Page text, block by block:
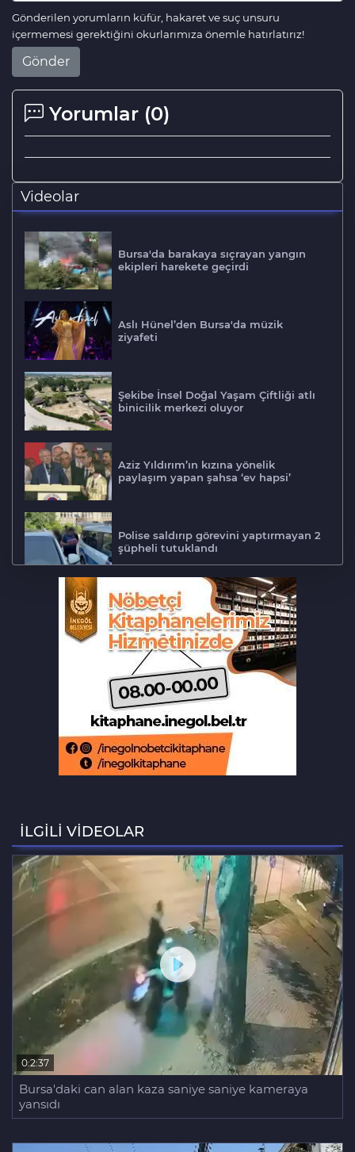
Gönderilen yorumların küfür, hakaret ve suç unsuru
içermemesi gerektiğini okurlarımıza önemle hatırlatırız!
Gönder
Yorumlar (0)
Videolar
Bursa'da barakaya sıçrayan yangın
ekipleri harekete geçirdi
Aslı Hünel’den Bursa'da müzik
ziyafeti
Şekibe İnsel Doğal Yaşam Çiftliği atlı
binicilik merkezi oluyor
Aziz Yıldırım’ın kızına yönelik
paylaşım yapan şahsa ‘ev hapsi’
Polise saldırıp görevini yaptırmayan 2
şüpheli tutuklandı
Tarihi eser kaçakçısı Bursa'da sert
kayaya çarptı
‘Hayat 112 Acil’ mobil uygulaması
kamu spotu yayında
Bursa ekonomisinde tarihi dönüşüm
hamlesi resmen başladı
savaş alanına çevirdi
Bursa'daki feci kazada bir kurtuluş, bir
İLGİLİ VİDEOLAR
0:2:37
Bursa'daki can alan kaza saniye saniye kameraya
yansıdı